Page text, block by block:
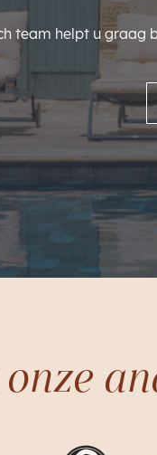
team helpt u graag